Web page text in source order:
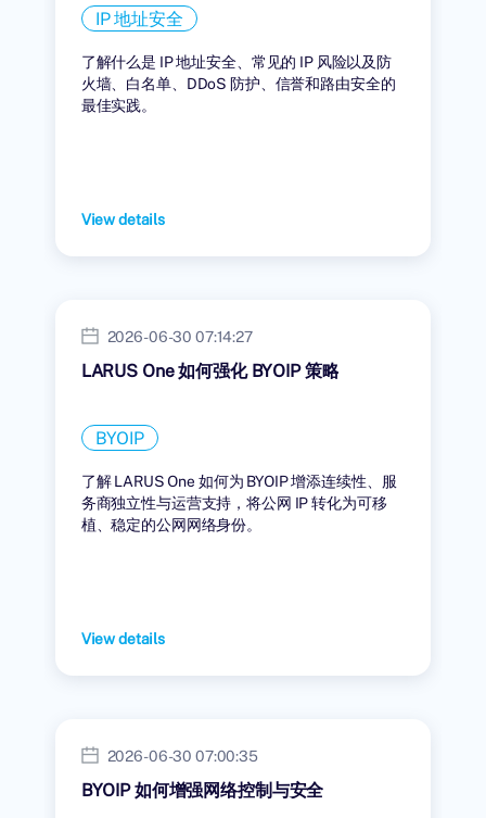
IP 地址安全
了解什么是 IP 地址安全、常见的 IP 风险以及防
火墙、白名单、DDoS 防护、信誉和路由安全的
最佳实践。
View details
2026-06-30 07:14:27
LARUS One 如何强化 BYOIP 策略
BYOIP
了解 LARUS One 如何为 BYOIP 增添连续性、服
务商独立性与运营支持，将公网 IP 转化为可移
植、稳定的公网网络身份。
View details
2026-06-30 07:00:35
BYOIP 如何增强网络控制与安全